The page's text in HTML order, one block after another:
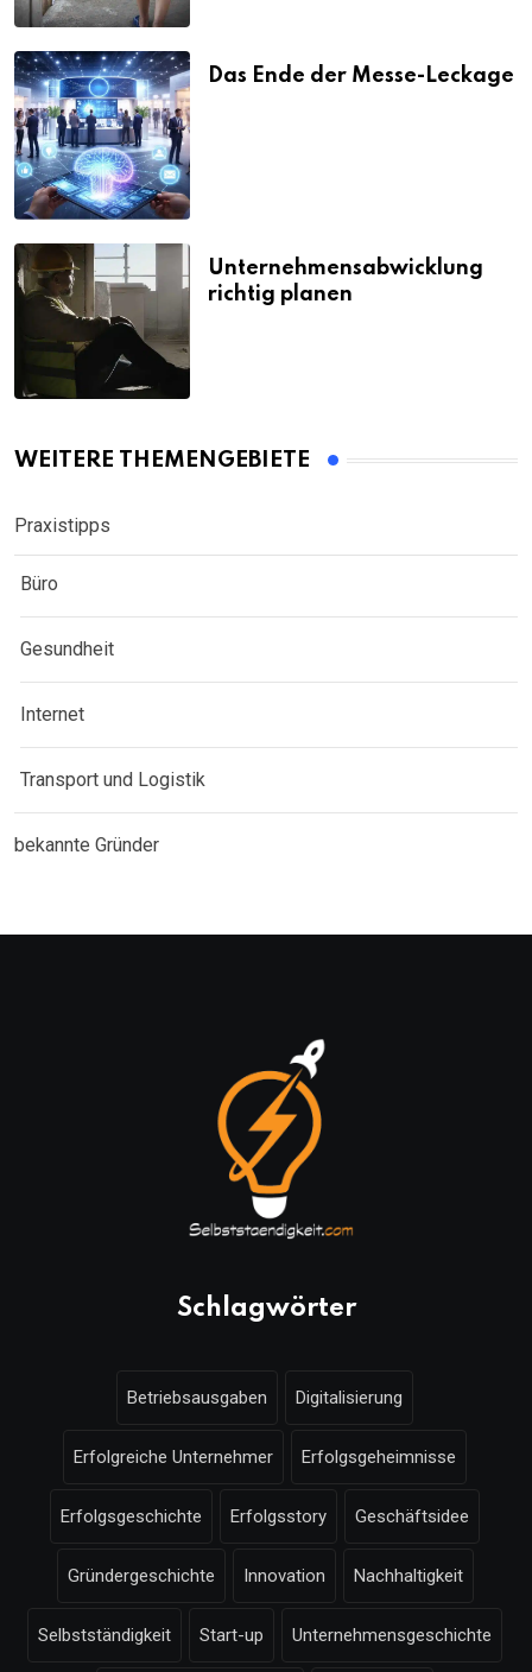
Das Ende der Messe-Leckage
Unternehmensabwicklung
richtig planen
WEITERE THEMENGEBIETE
Praxistipps
Büro
Gesundheit
Internet
Transport und Logistik
bekannte Gründer
Schlagwörter
Betriebsausgaben Digitalisierung
Erfolgreiche Unternehmer Erfolgsgeheimnisse
Erfolgsgeschichte Erfolgsstory Geschäftsidee
Gründergeschichte Innovation Nachhaltigkeit
Selbstständigkeit Start-up Unternehmensgeschichte